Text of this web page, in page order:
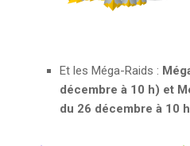
Et les Méga-Raids :
décembre à 10 h) et
du 26 décembre à 10